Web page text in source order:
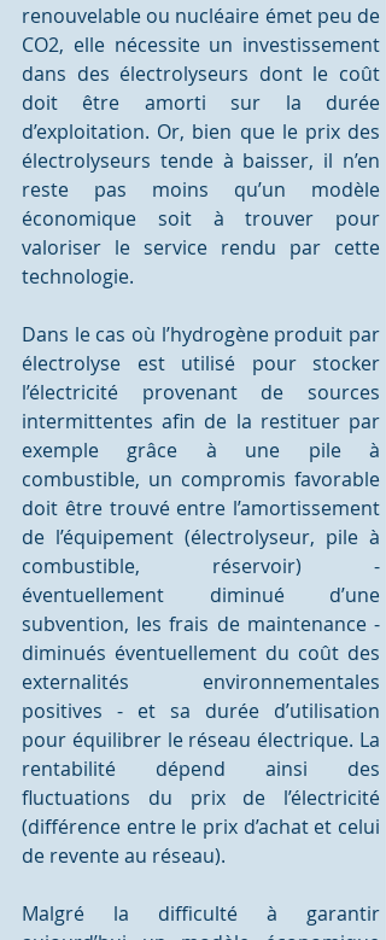
renouvelable ou nucléaire émet peu de
CO2, elle nécessite un investissement
dans des électrolyseurs dont le coût
doit être amorti sur la durée
d’exploitation. Or, bien que le prix des
électrolyseurs tende à baisser, il n’en
reste pas moins qu’un modèle
économique soit à trouver pour
valoriser le service rendu par cette
technologie.
Dans le cas où l’hydrogène produit par
électrolyse est utilisé pour stocker
l’électricité provenant de sources
intermittentes afin de la restituer par
exemple grâce à une pile à
combustible, un compromis favorable
doit être trouvé entre l’amortissement
de l’équipement (électrolyseur, pile à
combustible, réservoir) -
éventuellement diminué d’une
subvention, les frais de maintenance -
diminués éventuellement du coût des
externalités environnementales
positives - et sa durée d’utilisation
pour équilibrer le réseau électrique. La
rentabilité dépend ainsi des
fluctuations du prix de l’électricité
(différence entre le prix d’achat et celui
de revente au réseau).
Malgré la difficulté à garantir